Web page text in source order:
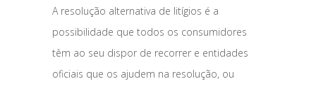
A resolução alternativa de litígios é a
possibilidade que todos os consumidores
têm ao seu dispor de recorrer e entidades
oficiais que os ajudem na resolução, ou